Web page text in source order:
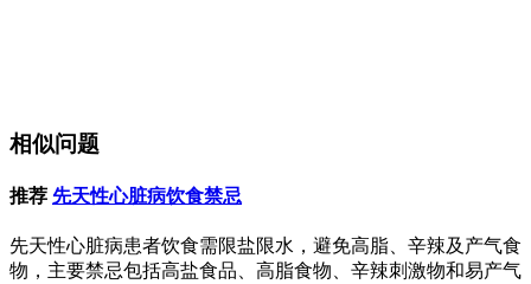
相似问题
推荐 先天性心脏病饮食禁忌
先天性心脏病患者饮食需限盐限水，避免高脂、辛辣及产气食
物，主要禁忌包括高盐食品、高脂食物、辛辣刺激物和易产气